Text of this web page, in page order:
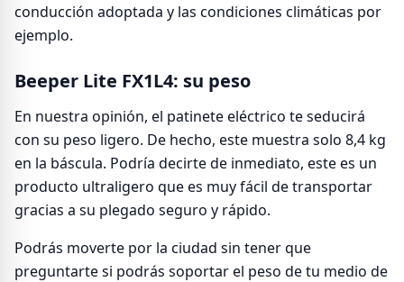
conducción adoptada y las condiciones climáticas por
ejemplo.
Beeper Lite FX1L4: su peso
En nuestra opinión, el patinete eléctrico te seducirá
con su peso ligero. De hecho, este muestra solo 8,4 kg
en la báscula. Podría decirte de inmediato, este es un
producto ultraligero que es muy fácil de transportar
gracias a su plegado seguro y rápido.
Podrás moverte por la ciudad sin tener que
preguntarte si podrás soportar el peso de tu medio de